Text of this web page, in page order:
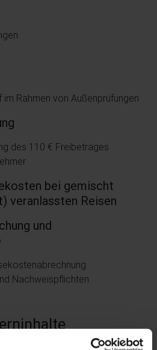
Rahmen von Außenprüfungen
des 110 € Freibetrages
bei gemischt
veranlassten Reisen
und
Nachweispflichten